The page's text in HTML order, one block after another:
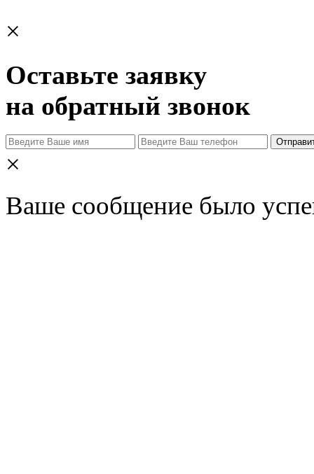
×
Оставьте заявку
на обратный звонок
×
Ваше сообщение было